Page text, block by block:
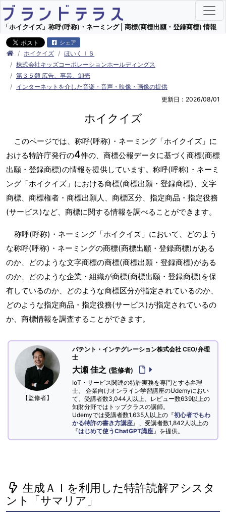
「ホイクイズ」称呼(呼称)・ネーミング | 商標(商標出願・登録商標) 情報
シェア
ホイクイズ
ほいくＩＳ
株式会社キッズコーポレーションホールディングス
第３５類 広告、事業、卸売
インターネットを介した音楽・音声・映像・画像の提供
更新日：2026/08/01
ホイクイズ
このページでは、称呼(呼称)・ネーミング「ホイクイズ」に
おける特許庁発行の4件の、商標公報データに基づく商標(商標
出願・登録商標)の情報を提供しています。称呼(呼称)・ネーミ
ング「ホイクイズ」における商標(商標出願・登録商標)、文字
商標、商標権者・商標出願人、商標区分、指定商品・指定役務
(サービス)など、商標に関する情報を調べることができます。
称呼(呼称)・ネーミング「ホイクイズ」において、どのよう
な称呼(呼称)・ネーミングの商標(商標出願・登録商標)がある
のか、どのような文字商標の商標(商標出願・登録商標)がある
のか、どのような企業・組織が商標(商標出願・登録商標)を保
有しているのか、どのような商標区分が指定されているのか、
どのような指定商品・指定役務(サービス)が指定されているの
か、商標情報を調査することができます。
【監修者】
パテント・インテグレーション株式会社 CEO/弁理
士
大瀬 佳之 (監修者)
IoT・サービス関連の特許実務を専門とする弁理
士。 企業向けオンライン学習講座のUdemyにおい
て、受講者数3,044人以上、レビュー数639以上の
知財分野ではトップクラスの講師。
Udemyでは受講者数1,635人以上の『初心者でもわ
かる特許の書き方講座 』、受講者数1,842人以上の
『はじめて使うChatGPT講座 』を提供。
生成ＡＩを利用した特許読解アシスタ
ント「サマリア」